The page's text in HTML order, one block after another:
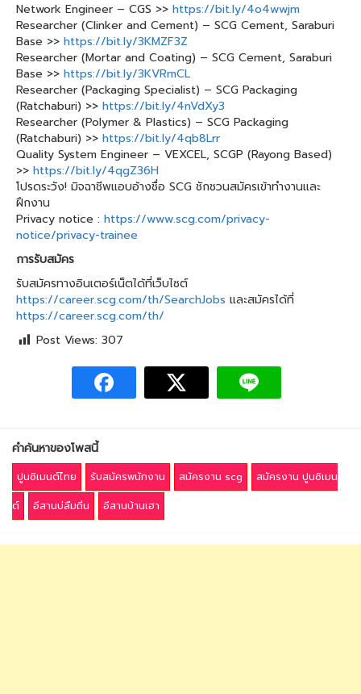
Network Engineer – CGS >> https://bit.ly/4o4wwjm
Researcher (Clinker and Cement) – SCG Cement, Saraburi
Base >> https://bit.ly/3KMZF3Z
Researcher (Mortar and Coating) – SCG Cement, Saraburi
Base >> https://bit.ly/3KVRmCL
Researcher (Packaging Specialist) – SCG Packaging
(Ratchaburi) >> https://bit.ly/4nVdXy3
Researcher (Polymer & Plastics) – SCG Packaging
(Ratchaburi) >> https://bit.ly/4qb8Lrr
Quality System Engineer – VEXCEL, SCGP (Rayong Based)
>> https://bit.ly/4qgZ36H
โปรดระวัง! มิจฉาชีพแอบอ้างชื่อ SCG ชักชวนสมัครเข้าทำงานและ
ฝึกงาน
Privacy notice : https://www.scg.com/privacy-
notice/privacy-trainee
การรับสมัคร
รับสมัครทางอินเตอร์เน็ตได้ที่เว็บไซต์
https://career.scg.com/th/SearchJobs และสมัครได้ที่
https://career.scg.com/th/
Post Views: 307
คำค้นหาของโพสนี้
ปูนซิเมนต์ไทย รับสมัครพนักงาน สมัครงาน scg
สมัครงาน ปูนซิเมน
ต์
อีสานบ่ลืมถิ่น อีสานบ้านเฮา